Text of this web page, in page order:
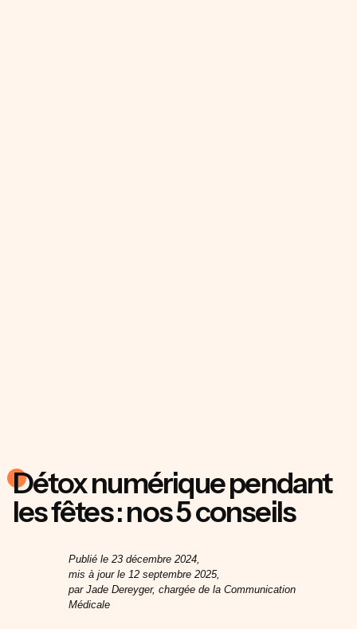
Détox numérique pendant
les fêtes : nos 5 conseils
Publié le 23 décembre 2024,
mis à jour le 12 septembre 2025,
par Jade Dereyger, chargée de la Communication
Médicale